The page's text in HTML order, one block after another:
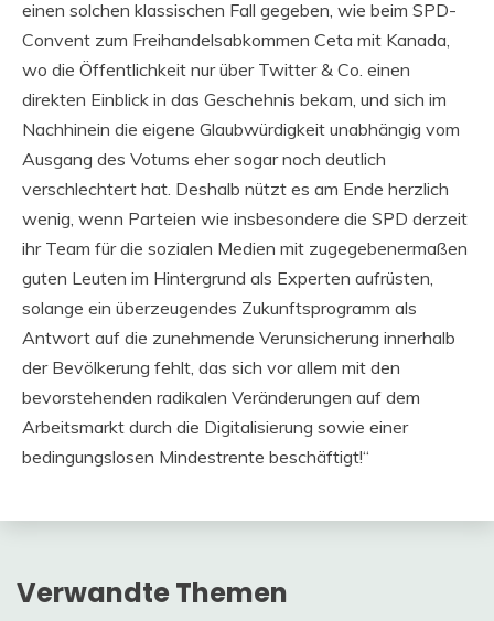
einen solchen klassischen Fall gegeben, wie beim SPD-
Convent zum Freihandelsabkommen Ceta mit Kanada,
wo die Öffentlichkeit nur über Twitter & Co. einen
direkten Einblick in das Geschehnis bekam, und sich im
Nachhinein die eigene Glaubwürdigkeit unabhängig vom
Ausgang des Votums eher sogar noch deutlich
verschlechtert hat. Deshalb nützt es am Ende herzlich
wenig, wenn Parteien wie insbesondere die SPD derzeit
ihr Team für die sozialen Medien mit zugegebenermaßen
guten Leuten im Hintergrund als Experten aufrüsten,
solange ein überzeugendes Zukunftsprogramm als
Antwort auf die zunehmende Verunsicherung innerhalb
der Bevölkerung fehlt, das sich vor allem mit den
bevorstehenden radikalen Veränderungen auf dem
Arbeitsmarkt durch die Digitalisierung sowie einer
bedingungslosen Mindestrente beschäftigt!“
Verwandte Themen